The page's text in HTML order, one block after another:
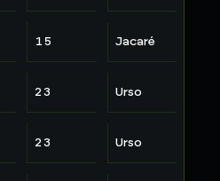
15 Jacaré
23 Urso
23 Urso